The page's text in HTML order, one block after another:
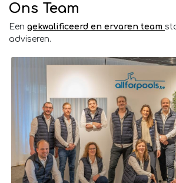
Ons Team
Een gekwalificeerd en ervaren team
adviseren.